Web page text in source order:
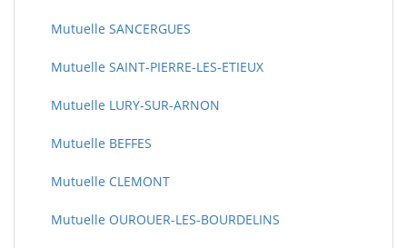
Mutuelle SANCERGUES
Mutuelle SAINT-PIERRE-LES-ETIEUX
Mutuelle LURY-SUR-ARNON
Mutuelle BEFFES
Mutuelle CLEMONT
Mutuelle OUROUER-LES-BOURDELINS